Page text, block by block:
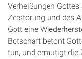
Verheißungen Gottes
Zerstörung und des
Gott eine
Botschaft betont
tun, und ermutigt die